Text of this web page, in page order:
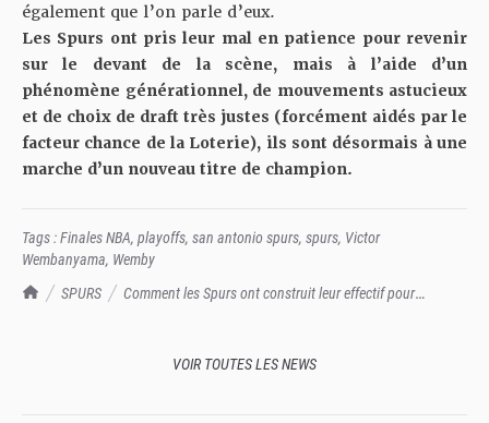
TrashTalk Actu NBA
SPURS
Comment les Spurs ont construit leur effectif pour
également que l’on parle d’eux.
Les Spurs ont pris leur mal en patience pour revenir
sur le devant de la scène, mais à l’aide d’un
phénomène générationnel, de mouvements astucieux
et de choix de draft très justes (forcément aidés par le
facteur chance de la Loterie), ils sont désormais à une
marche d’un nouveau titre de champion.
Tags :Finales NBA, playoffs, san antonio spurs, spurs, Victor
Wembanyama, Wemby
VOIR TOUTES LES NEWS